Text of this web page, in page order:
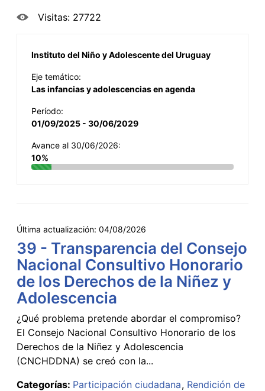
Visitas: 27722
Instituto del Niño y Adolescente del Uruguay
Eje temático:
Las infancias y adolescencias en agenda
Período:
01/09/2025 - 30/06/2029
Avance al 30/06/2026:
10%
Última actualización: 04/08/2026
39 - Transparencia del Consejo
Nacional Consultivo Honorario
de los Derechos de la Niñez y
Adolescencia
¿Qué problema pretende abordar el compromiso?
El Consejo Nacional Consultivo Honorario de los
Derechos de la Niñez y Adolescencia
(CNCHDDNA) se creó con la...
Categorías: Participación ciudadana Rendición de